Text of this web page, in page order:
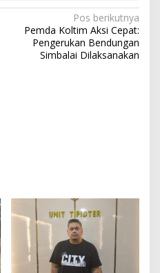
Pos berikutnya
Pemda Koltim Aksi Cepat:
Pengerukan Bendungan
Simbalai Dilaksanakan